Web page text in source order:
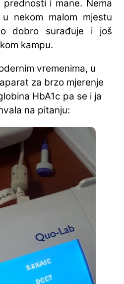
prednosti i mane. Nema
nekom malom mjestu
dobro surađuje i još
kampu.
vremenima, u
za brzo mjerenje
HbA1c pa se i ja
na pitanju: